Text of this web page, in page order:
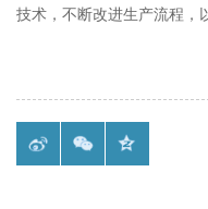
技术，不断改进生产流程，